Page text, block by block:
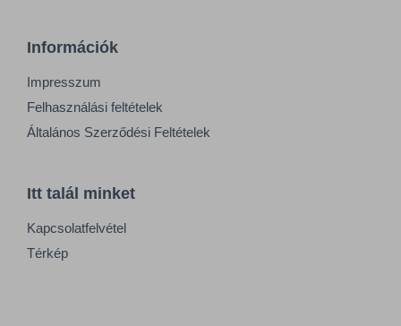
Információk
Impresszum
Felhasználási feltételek
Általános Szerződési Feltételek
Itt talál minket
Kapcsolatfelvétel
Térkép